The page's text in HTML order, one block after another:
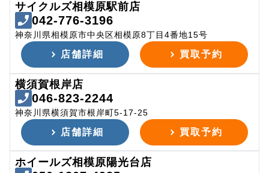
サイクルズ相模原駅前店
042-776-3196
神奈川県相模原市中央区相模原8丁目4番地15号
店舗詳細 買取予約
横須賀根岸店
046-823-2244
神奈川県横須賀市根岸町5-17-25
店舗詳細 買取予約
ホイールズ相模原陽光台店